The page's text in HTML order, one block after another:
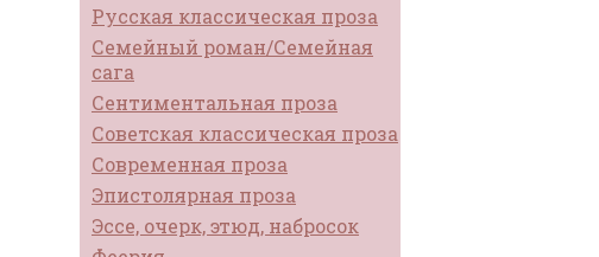
Русская классическая проза
Семейный роман/Семейная
сага
Сентиментальная проза
Советская классическая проза
Современная проза
Эпистолярная проза
Эссе, очерк, этюд, набросок